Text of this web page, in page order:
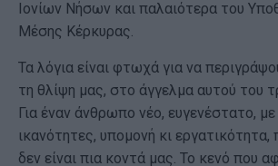
Ιονίων Νήσων και παλαιότερα του
Μέσης Κέρκυρας.
Τα λόγια είναι φτωχά για να
τη θλίψη μας, στο άγγελμα αυτού του
Για έναν άνθρωπο νέο, ευγενέστατο,
ικανότητες, υπομονή κι
δεν είναι πια κοντά μας. Το κενό που